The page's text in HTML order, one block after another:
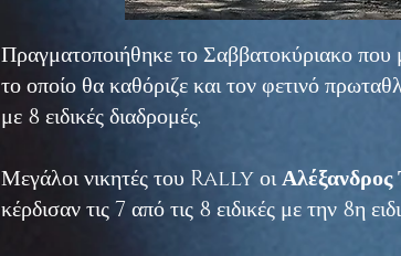
Πραγματοποιήθηκε το Σαββατοκύριακο που
το οποίο θα καθόριζε και τον φετινό
με 8 ειδικές διαδρομές.
Μεγάλοι νικητές του Rally οιΑλέξανδρος
κέρδισαν τις 7 από τις 8 ειδικές με την